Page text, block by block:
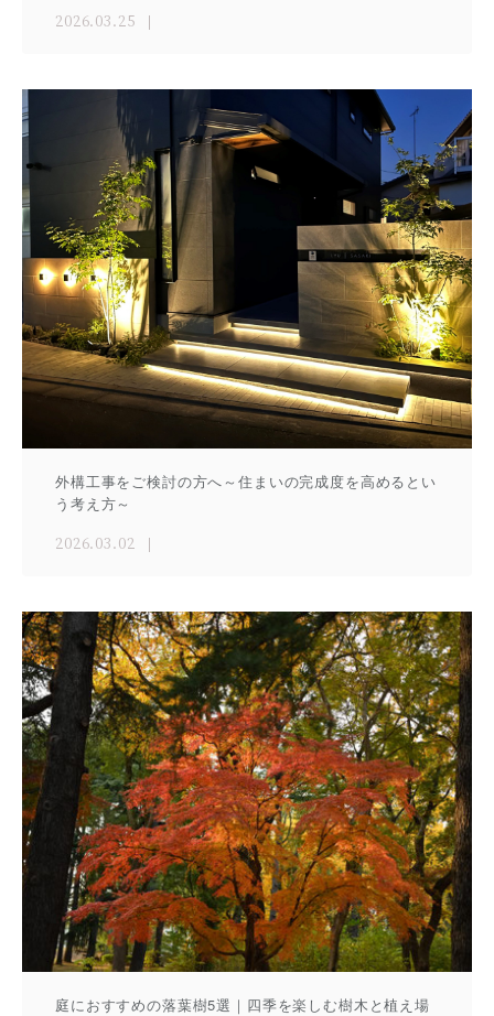
2026.03.25
外構工事をご検討の方へ～住まいの完成度を高めるとい
う考え方～
2026.03.02
庭におすすめの落葉樹5選｜四季を楽しむ樹木と植え場